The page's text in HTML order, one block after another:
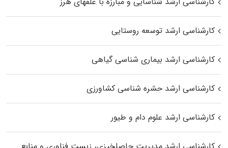
کارشناسی ارشد توسعه روستایی
کارشناسی ارشد بیماری‌ شناسی گیاهی
کارشناسی ارشد حشره‌ شناسی کشاورزی
کارشناسی ارشد علوم دام و طیور